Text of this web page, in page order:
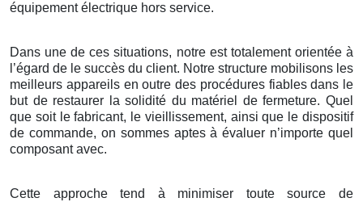
équipement électrique hors service.
Dans une de ces situations, notre est totalement orientée à
l’égard de le succès du client. Notre structure mobilisons les
meilleurs appareils en outre des procédures fiables dans le
but de restaurer la solidité du matériel de fermeture. Quel
que soit le fabricant, le vieillissement, ainsi que le dispositif
de commande, on sommes aptes à évaluer n’importe quel
composant avec.
Cette approche tend à minimiser toute source de